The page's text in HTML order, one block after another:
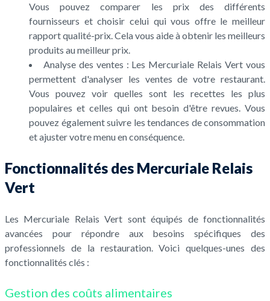
Vous pouvez comparer les prix des différents
fournisseurs et choisir celui qui vous offre le meilleur
rapport qualité-prix. Cela vous aide à obtenir les meilleurs
produits au meilleur prix.
Analyse des ventes : Les Mercuriale Relais Vert vous
permettent d'analyser les ventes de votre restaurant.
Vous pouvez voir quelles sont les recettes les plus
populaires et celles qui ont besoin d'être revues. Vous
pouvez également suivre les tendances de consommation
et ajuster votre menu en conséquence.
Fonctionnalités des Mercuriale Relais
Vert
Les Mercuriale Relais Vert sont équipés de fonctionnalités
avancées pour répondre aux besoins spécifiques des
professionnels de la restauration. Voici quelques-unes des
fonctionnalités clés :
Gestion des coûts alimentaires